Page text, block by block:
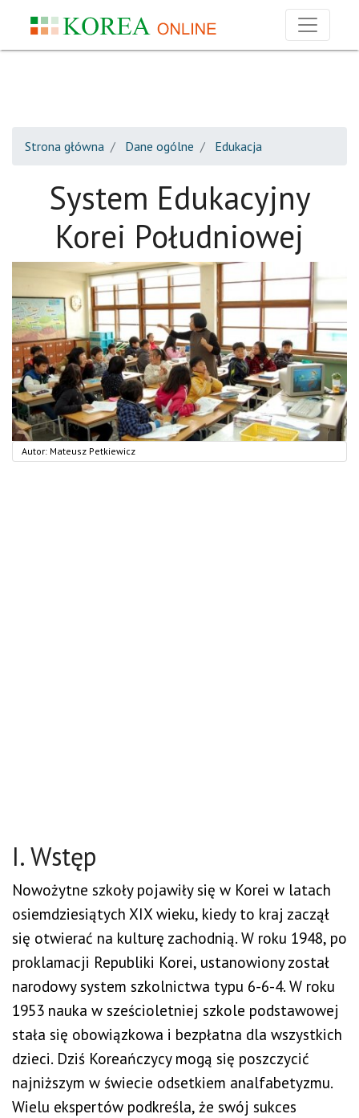
Strona główna Dane ogólne Edukacja
System Edukacyjny
Korei Południowej
Autor: Mateusz Petkiewicz
I. Wstęp
Nowożytne szkoły pojawiły się w Korei w latach
osiemdziesiątych XIX wieku, kiedy to kraj zaczął
się otwierać na kulturę zachodnią. W roku 1948, po
proklamacji Republiki Korei, ustanowiony został
narodowy system szkolnictwa typu 6-6-4. W roku
1953 nauka w sześcioletniej szkole podstawowej
stała się obowiązkowa i bezpłatna dla wszystkich
dzieci. Dziś Koreańczycy mogą się poszczycić
najniższym w świecie odsetkiem analfabetyzmu.
Wielu ekspertów podkreśla, że swój sukces